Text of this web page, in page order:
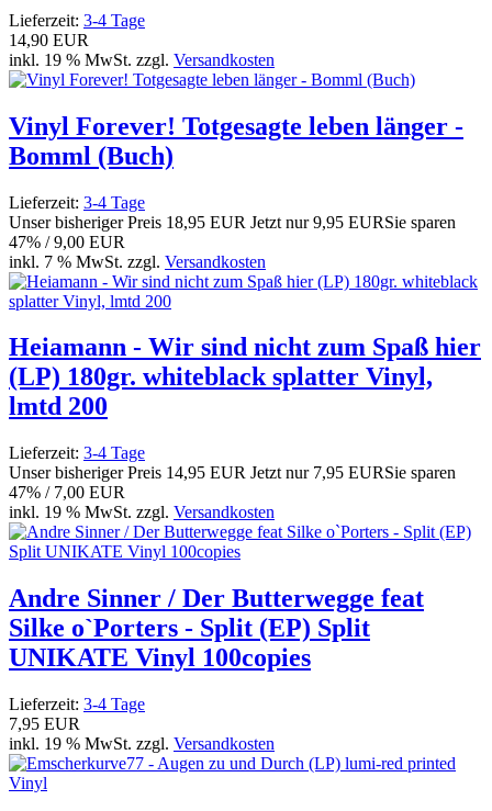
Lieferzeit: 3-4 Tage
14,90 EUR
inkl. 19 % MwSt. zzgl. Versandkosten
Vinyl Forever! Totgesagte leben länger -
Bomml (Buch)
Lieferzeit: 3-4 Tage
Unser bisheriger Preis 18,95 EUR Jetzt nur9,95 EURSie sparen
47% / 9,00 EUR
inkl. 7 % MwSt. zzgl. Versandkosten
Heiamann - Wir sind nicht zum Spaß hier
(LP) 180gr. whiteblack splatter Vinyl,
lmtd 200
Lieferzeit: 3-4 Tage
Unser bisheriger Preis 14,95 EUR Jetzt nur 7,95 EURSie sparen
47% / 7,00 EUR
inkl. 19 % MwSt. zzgl. Versandkosten
Andre Sinner / Der Butterwegge feat
Silke o`Porters - Split (EP) Split
UNIKATE Vinyl 100copies
Lieferzeit: 3-4 Tage
7,95 EUR
inkl. 19 % MwSt. zzgl. Versandkosten